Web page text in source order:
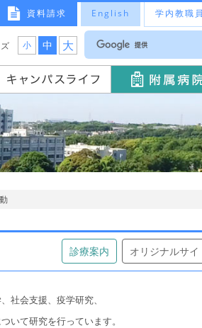
資料請求 English 学内教職
小 中 大
診療案内 オリジナルサイ
社会支援、疫学研究、
いて研究を行っています。